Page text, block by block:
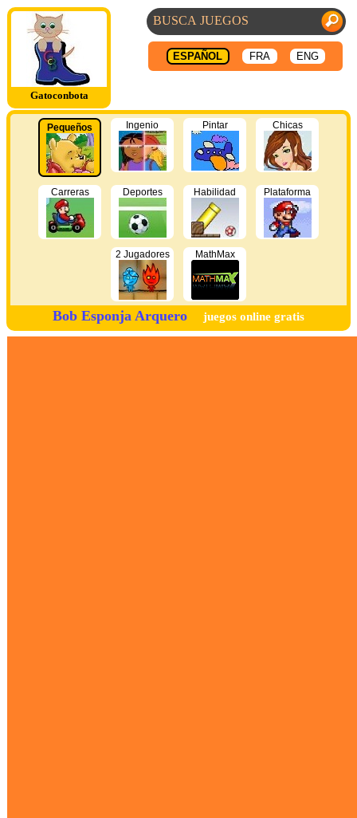
Gatoconbota
ESPAÑOL FRA ENG
Pequeños Ingenio Pintar Chicas
Carreras Deportes Habilidad Plataforma
2 Jugadores MathMax
Bob Esponja Arquero juegos online gratis